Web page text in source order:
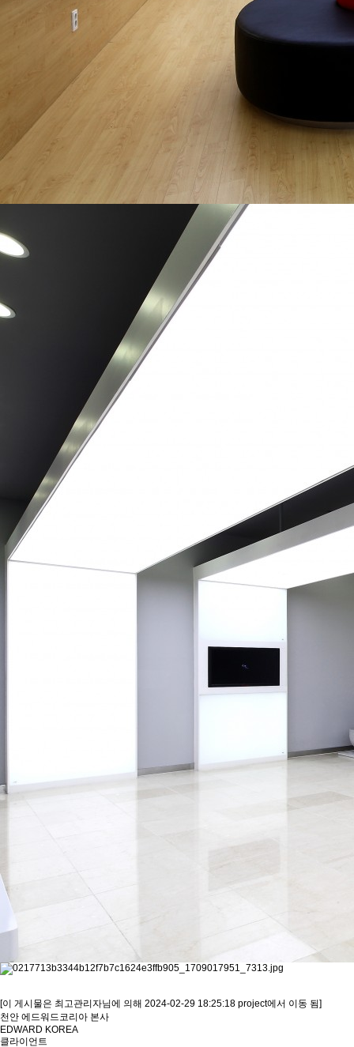
[이 게시물은 최고관리자님에 의해 2024-02-29 18:25:18 project에서 이동 됨]
천안 에드워드코리아 본사
EDWARD KOREA
클라이언트